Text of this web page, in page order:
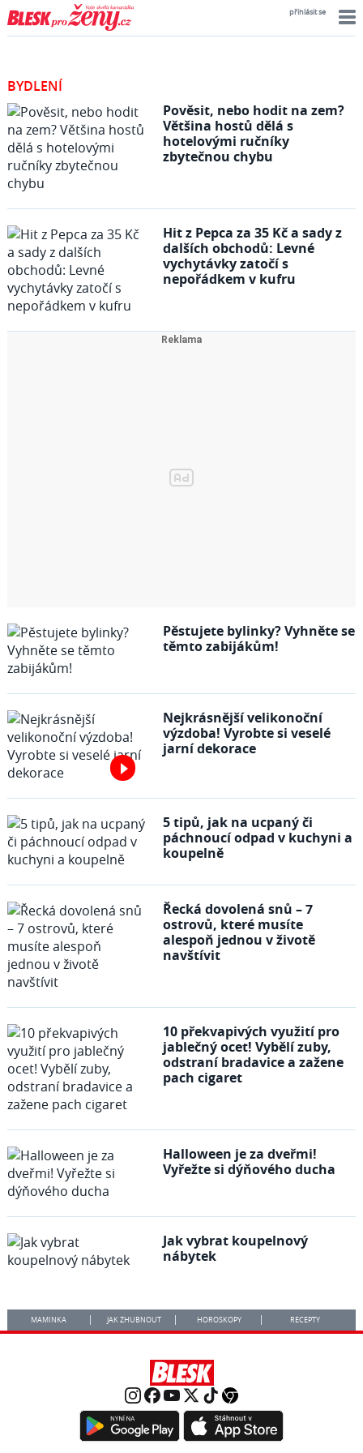
přihlásit se
BYDLENÍ
Pověsit, nebo hodit na zem?
Většina hostů dělá s
hotelovými ručníky
zbytečnou chybu
Hit z Pepca za 35 Kč a sady z
dalších obchodů: Levné
vychytávky zatočí s
nepořádkem v kufru
Pěstujete bylinky? Vyhněte se
těmto zabijákům!
Nejkrásnější velikonoční
výzdoba! Vyrobte si veselé
jarní dekorace
5 tipů, jak na ucpaný či
páchnoucí odpad v kuchyni a
koupelně
Řecká dovolená snů – 7
ostrovů, které musíte
alespoň jednou v životě
navštívit
10 překvapivých využití pro
jablečný ocet! Vybělí zuby,
odstraní bradavice a zažene
pach cigaret
Halloween je za dveřmi!
Vyřežte si dýňového ducha
Jak vybrat koupelnový
nábytek
MAMINKA JAK ZHUBNOUT HOROSKOPY RECEPTY